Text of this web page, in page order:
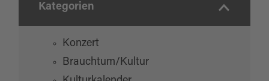
Kategorien
Konzert
Brauchtum/Kultur